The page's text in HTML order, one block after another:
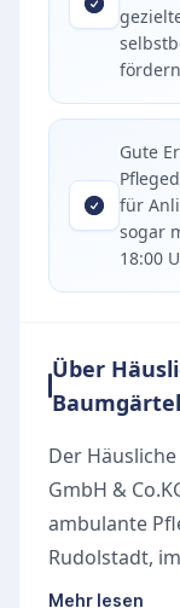
Gute
für
sogar
18:00
Über
Baumgärtel
Der
GmbH &
ambulante
Rudolstadt,
engagierte
Mehr lesen